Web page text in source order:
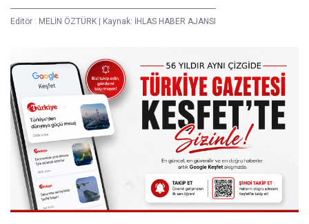
Editör : MELİN ÖZTÜRK Kaynak: İHLAS HABER AJANSI